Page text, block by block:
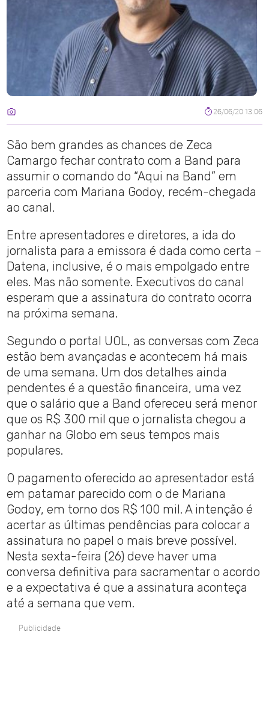
26/06/20 13:06
São bem grandes as chances de Zeca
Camargo fechar contrato com a Band para
assumir o comando do “Aqui na Band” em
parceria com Mariana Godoy, recém-chegada
ao canal.
Entre apresentadores e diretores, a ida do
jornalista para a emissora é dada como certa –
Datena, inclusive, é o mais empolgado entre
eles. Mas não somente. Executivos do canal
esperam que a assinatura do contrato ocorra
na próxima semana.
Segundo o portal UOL, as conversas com Zeca
estão bem avançadas e acontecem há mais
de uma semana. Um dos detalhes ainda
pendentes é a questão financeira, uma vez
que o salário que a Band ofereceu será menor
que os R$ 300 mil que o jornalista chegou a
ganhar na Globo em seus tempos mais
populares.
O pagamento oferecido ao apresentador está
em patamar parecido com o de Mariana
Godoy, em torno dos R$ 100 mil. A intenção é
acertar as últimas pendências para colocar a
assinatura no papel o mais breve possível.
Nesta sexta-feira (26) deve haver uma
conversa definitiva para sacramentar o acordo
e a expectativa é que a assinatura aconteça
até a semana que vem.
Publicidade